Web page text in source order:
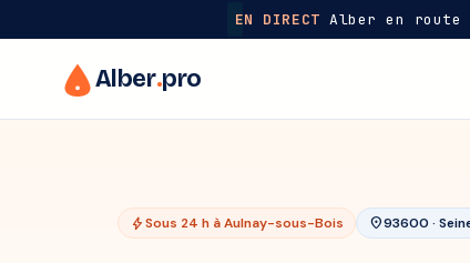
EN DIRECT Alber en route
Alber.pro
boltSous 24 h à Aulnay-sous-Bois location_on93600 ·